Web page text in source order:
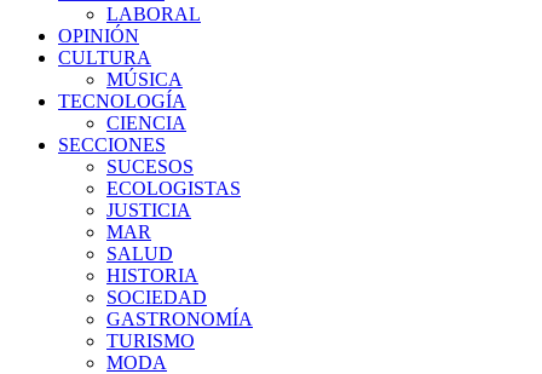
LABORAL
OPINIÓN
CULTURA
MÚSICA
TECNOLOGÍA
CIENCIA
SECCIONES
SUCESOS
ECOLOGISTAS
JUSTICIA
MAR
SALUD
HISTORIA
SOCIEDAD
GASTRONOMÍA
TURISMO
MODA